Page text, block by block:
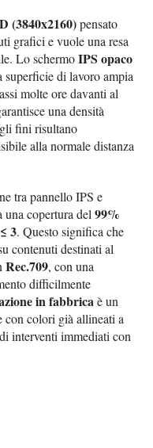
(3840x2160)pensato
grafici e vuole una resa
Lo schermoIPS opaco
superficie di lavoro ampia
molte ore davanti al
una densità
fini risultano
alla normale distanza
tra pannello IPS e
una copertura del99%
3. Questo significa che
contenuti destinati al
Rec.709, con una
difficilmente
in fabbricaè un
con colori già allineati a
interventi immediati con